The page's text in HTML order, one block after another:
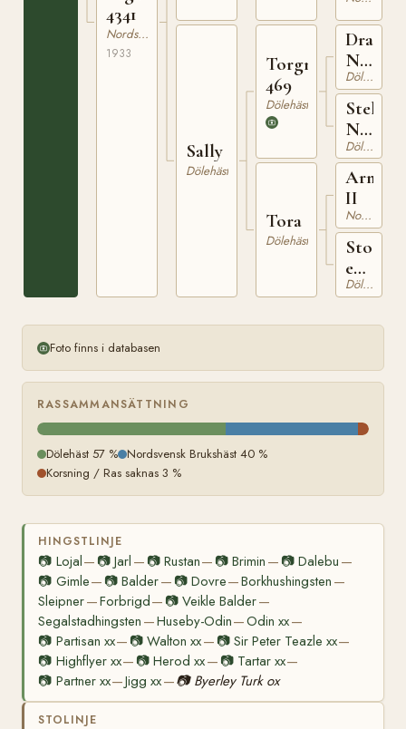
4341
Nordsvensk Brukshäst
1933
Sally
Dölehäst
Torgny
469
Dölehäst
Tora
Dölehäst
N
613Dölehäst
Stella
N
2049
Dölehäst
Arne
II
Nordsvensk Brukshäst
Sto
ee
Dölehäst
Foto finns i databasen
RASSAMMANSÄTTNING
Dölehäst 57 % Nordsvensk Brukshäst 40 %
Korsning / Ras saknas 3 %
HINGSTLINJE
📷 Lojal— 📷Jarl — 📷 Rustan— 📷 Brimin — 📷Dalebu —
📷 Gimle— 📷Balder— 📷 Dovre—Borkhushingsten —
Sleipner—Forbrigd— 📷Veikle Balder—
Segalstadhingsten —Huseby-Odin—Odin xx—
📷 Partisan xx— 📷Walton xx— 📷 Sir Peter Teazle xx—
📷 Highflyer xx— 📷Herod xx— 📷 Tartar xx—
📷 Partner xx—Jigg xx—📷 Byerley Turk ox
STOLINJE